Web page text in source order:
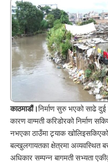
काठमाडौं।निर्माण सुरु भएको साढे
कारण वाग्मती करिडोरको निर्माण
नभएका ठाउँमा ट्र्याक
बल्खुलगायतका क्षेत्रमा अव्यवस्थित
अधिकार सम्पन्न बागमती सभ्यता